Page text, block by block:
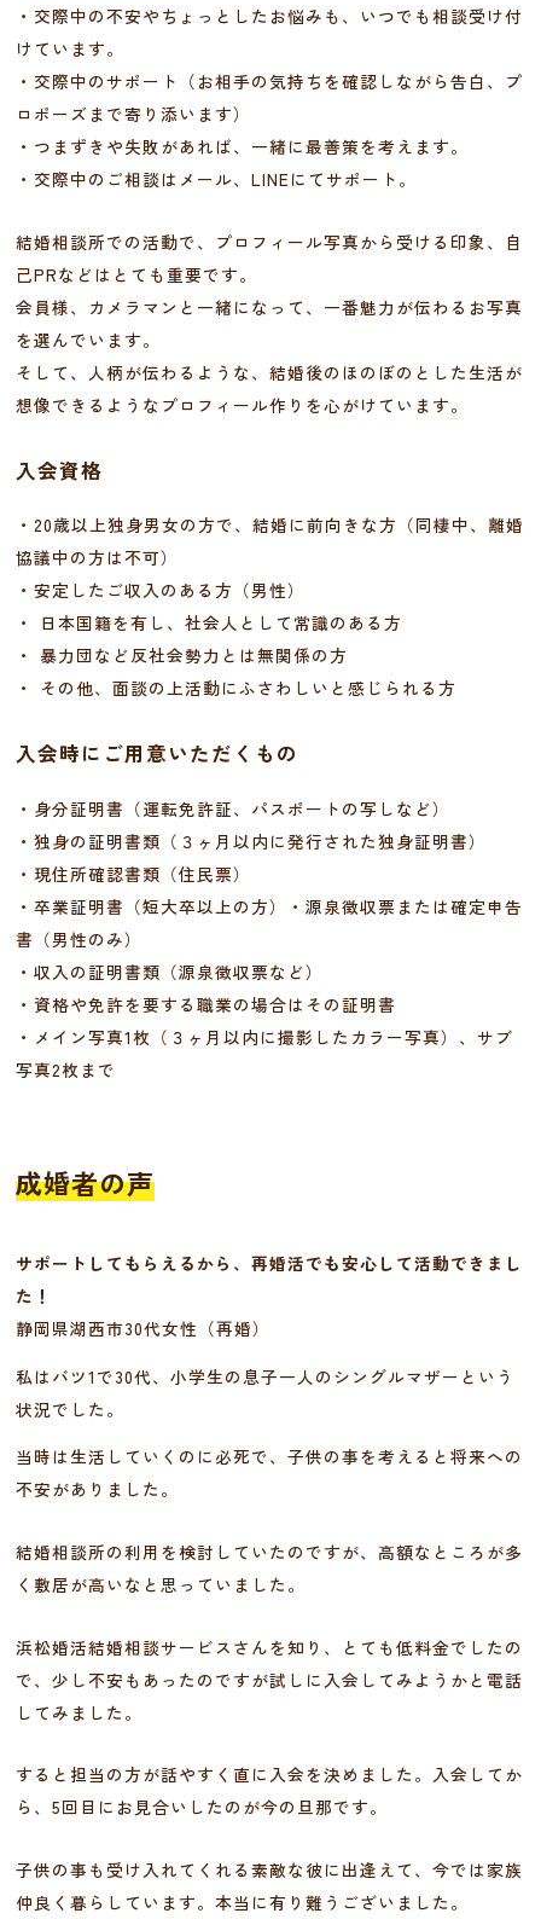
・交際中の不安やちょっとしたお悩みも、いつでも相談受け付
けています。
・交際中のサポート（お相手の気持ちを確認しながら告白、プ
ロポーズまで寄り添います）
・つまずきや失敗があれば、一緒に最善策を考えます。
・交際中のご相談はメール、LINEにてサポート。
結婚相談所での活動で、プロフィール写真から受ける印象、自
己PRなどはとても重要です。
会員様、カメラマンと一緒になって、一番魅力が伝わるお写真
を選んでいます。
そして、人柄が伝わるような、結婚後のほのぼのとした生活が
想像できるようなプロフィール作りを心がけています。
入会資格
・20歳以上独身男女の方で、結婚に前向きな方（同棲中、離婚
協議中の方は不可）
・安定したご収入のある方（男性）
・ 日本国籍を有し、社会人として常識のある方
・ 暴力団など反社会勢力とは無関係の方
・ その他、面談の上活動にふさわしいと感じられる方
入会時にご用意いただくもの
・身分証明書（運転免許証、パスポートの写しなど）
・独身の証明書類（３ヶ月以内に発行された独身証明書）
・現住所確認書類（住民票）
・卒業証明書（短大卒以上の方）・源泉徴収票または確定申告
書（男性のみ）
・収入の証明書類（源泉徴収票など）
・資格や免許を要する職業の場合はその証明書
・メイン写真1枚（３ヶ月以内に撮影したカラー写真）、サブ
写真2枚まで
成婚者の声
サポートしてもらえるから、再婚活でも安心して活動できまし
た！
静岡県湖西市30代女性（再婚）
私はバツ1で30代、小学生の息子一人のシングルマザーという
状況でした。
当時は生活していくのに必死で、子供の事を考えると将来への
不安がありました。
結婚相談所の利用を検討していたのですが、高額なところが多
く敷居が高いなと思っていました。
浜松婚活結婚相談サービスさんを知り、とても低料金でしたの
で、少し不安もあったのですが試しに入会してみようかと電話
してみました。
すると担当の方が話やすく直に入会を決めました。入会してか
ら、5回目にお見合いしたのが今の旦那です。
子供の事も受け入れてくれる素敵な彼に出逢えて、今では家族
仲良く暮らしています。本当に有り難うございました。